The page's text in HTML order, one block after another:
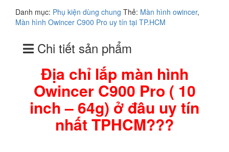
màn
hình
C900
Pro
Danh mục: Phụ kiện dùng chung Thẻ: Màn hình owincer,
Màn hình Owincer C900 Pro uy tín tại TP.HCM
Chi tiết sản phẩm
Địa chỉ lắp màn hình
Owincer C900 Pro ( 10
inch – 64g) ở đâu uy tín
nhất TPHCM???